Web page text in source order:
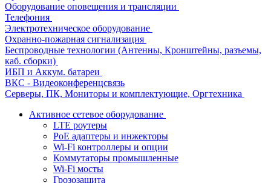
Оборудование оповещения и трансляции
Телефония
Электротехническое оборудование
Охранно-пожарная сигнализация
Беспроводные технологии (Антенны, Кронштейны, разъемы,
каб. сборки)
ИБП и Аккум. батареи
ВКС - Видеоконференцсвязь
Серверы, ПК, Мониторы и комплектующие, Оргтехника
Активное сетевое оборудование
LTE роутеры
PoE адаптеры и инжекторы
Wi-Fi контроллеры и опции
Коммутаторы промышленные
Wi-Fi мосты
Грозозащита